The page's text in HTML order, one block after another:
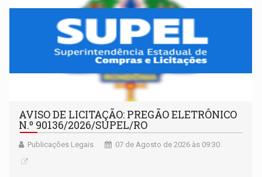
AVISO DE LICITAÇÃO: PREGÃO ELETRÔNICO
N.º 90136/2026/SUPEL/RO
Publicações Legais 07 de Agosto de 2026 às 09:30